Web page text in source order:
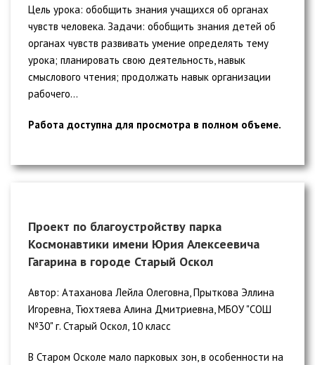
Цель урока: обобщить знания учащихся об органах
чувств человека. Задачи: обобщить знания детей об
органах чувств развивать умение определять тему
урока; планировать свою деятельность, навык
смыслового чтения; продолжать навык организации
рабочего...
Работа доступна для просмотра в полном объеме.
Проект по благоустройству парка
Космонавтики имени Юрия Алексеевича
Гагарина в городе Старый Оскол
Автор: Атаханова Лейла Олеговна, Прыткова Эллина
Игоревна, Тюхтяева Алина Дмитриевна, МБОУ "СОШ
№30" г. Старый Оскол, 10 класс
В Старом Осколе мало парковых зон, в особенности на